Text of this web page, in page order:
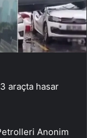
araçta hasar
Anonim